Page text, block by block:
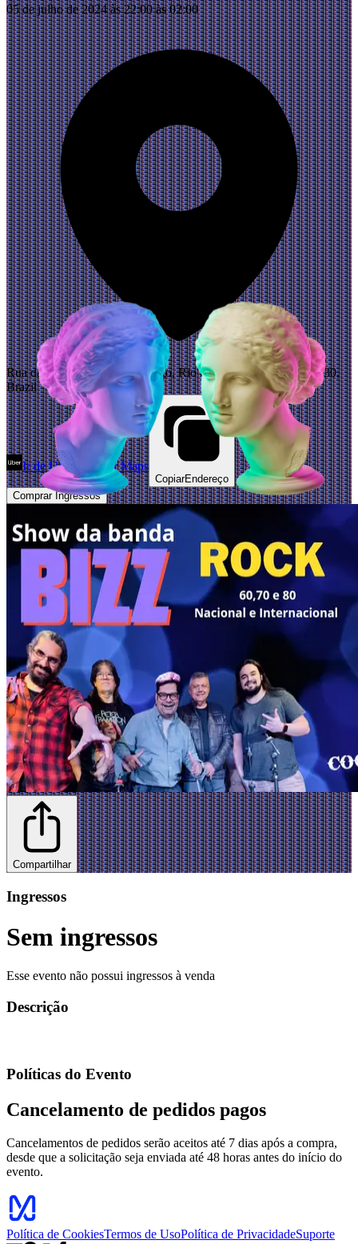
05 de julho de 2024 às 22:00 às 02:00
Rua da Passagem, 19 - Botafogo, Rio de Janeiro - RJ, 22290-030,
Brazil
Ir de Uber Abrir Maps
CopiarEndereço
Comprar Ingressos
Compartilhar
Ingressos
Sem ingressos
Esse evento não possui ingressos à venda
Descrição
Políticas do Evento
Cancelamento de pedidos pagos
Cancelamentos de pedidos serão aceitos até 7 dias após a compra,
desde que a solicitação seja enviada até 48 horas antes do início do
evento.
Política de CookiesTermos de UsoPolítica de PrivacidadeSuporte